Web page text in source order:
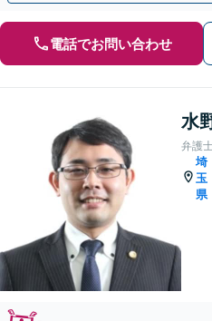
電話でお問い合わせ
水
弁護
埼
玉
県